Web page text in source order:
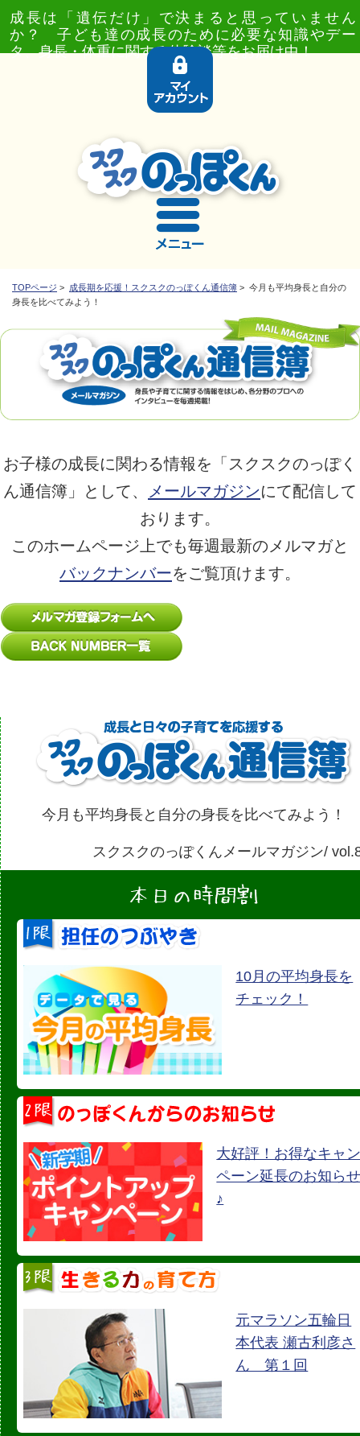
成長は「遺伝だけ」で決まると思っていません
か？ 子ども達の成長のために必要な知識やデー
タ、身長・体重に関する体験談等をお届け中！
TOPページ > 成長期を応援！スクスクのっぽくん通信簿 > 今月も平均身長と自分の
身長を比べてみよう！
お子様の成長に関わる情報を「スクスクのっぽく
ん通信簿」として、
メールマガジンにて配信して
おります。
このホームページ上でも毎週最新のメルマガと
バックナンバーをご覧頂けます。
今月も平均身長と自分の身長を比べてみよう！
スクスクのっぽくんメールマガジン/
10月の平均身長を
チェック！
大好評！お得なキャ
ペーン延長のお知ら
♪
元マラソン五輪日
本代表 瀬古利彦さ
ん 第１回